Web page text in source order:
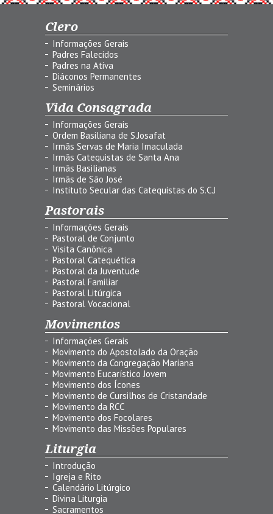
Clero
Informações Gerais
Padres Falecidos
Padres na Ativa
Diáconos Permanentes
Seminários
Vida Consagrada
Informações Gerais
Ordem Basiliana de S.Josafat
Irmãs Servas de Maria Imaculada
Irmãs Catequistas de Santa Ana
Irmãs Basilianas
Irmãs de São José
Instituto Secular das Catequistas do S.C.J
Pastorais
Informações Gerais
Pastoral de Conjunto
Visita Canônica
Pastoral Catequética
Pastoral da Juventude
Pastoral Familiar
Pastoral Litúrgica
Pastoral Vocacional
Movimentos
Informações Gerais
Movimento do Apostolado da Oração
Movimento da Congregação Mariana
Movimento Eucarístico Jovem
Movimento dos Ícones
Movimento de Cursilhos de Cristandade
Movimento da RCC
Movimento dos Focolares
Movimento das Missões Populares
Liturgia
Introdução
Igreja e Rito
Calendário Litúrgico
Divina Liturgia
Sacramentos